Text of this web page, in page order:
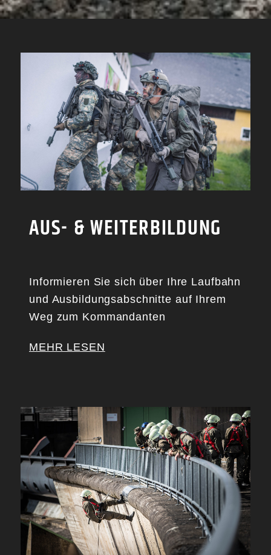
AUS- & WEITERBILDUNG
Informieren Sie sich über Ihre Laufbahn
und Ausbildungsabschnitte auf Ihrem
Weg zum Kommandanten
MEHR LESEN